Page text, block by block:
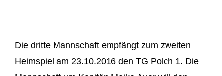
Die dritte Mannschaft empfängt zum zweiten
Heimspiel am 23.10.2016 den TG Polch 1. Die